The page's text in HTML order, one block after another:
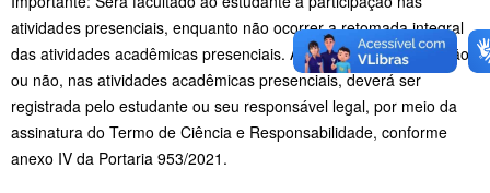
atividades presenciais, enquanto não ocorrer a retomada integral
das atividades acadêmicas presenciais. A opção pela participação,
ou não, nas atividades acadêmicas presenciais, deverá ser
registrada pelo estudante ou seu responsável legal, por meio da
assinatura do Termo de Ciência e Responsabilidade, conforme
anexo IV da Portaria 953/2021.